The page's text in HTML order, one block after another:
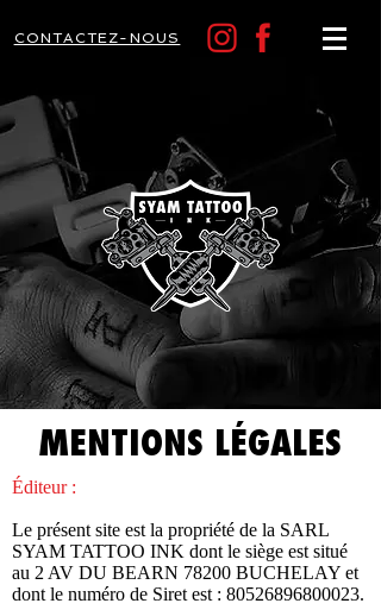
CONTACTEZ-NOUS
MENTIONS LÉGALES
Éditeur :
Le présent site est la propriété de la SARL
SYAM TATTOO INK dont le siège est situé
au 2 AV DU BEARN 78200 BUCHELAY et
dont le numéro de Siret est : 80526896800023.